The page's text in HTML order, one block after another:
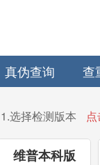
真伪查询 查
1.选择检测版本
维普本科版